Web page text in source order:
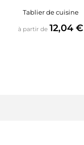
Tablier de cuisine
à partir de Prix
12,04 €